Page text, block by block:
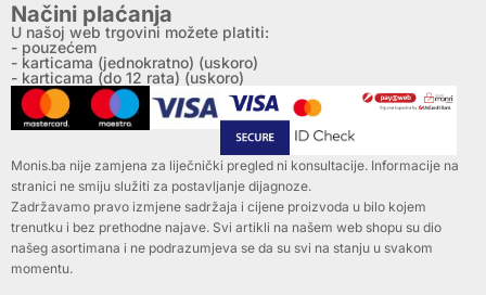
Načini plaćanja
U našoj web trgovini možete platiti:
- pouzećem
- karticama (jednokratno) (uskoro)
- karticama (do 12 rata) (uskoro)
Monis.ba nije zamjena za liječnički pregled ni konsultacije. Informacije na
stranici ne smiju služiti za postavljanje dijagnoze.
Zadržavamo pravo izmjene sadržaja i cijene proizvoda u bilo kojem
trenutku i bez prethodne najave. Svi artikli na našem web shopu su dio
našeg asortimana i ne podrazumjeva se da su svi na stanju u svakom
momentu.